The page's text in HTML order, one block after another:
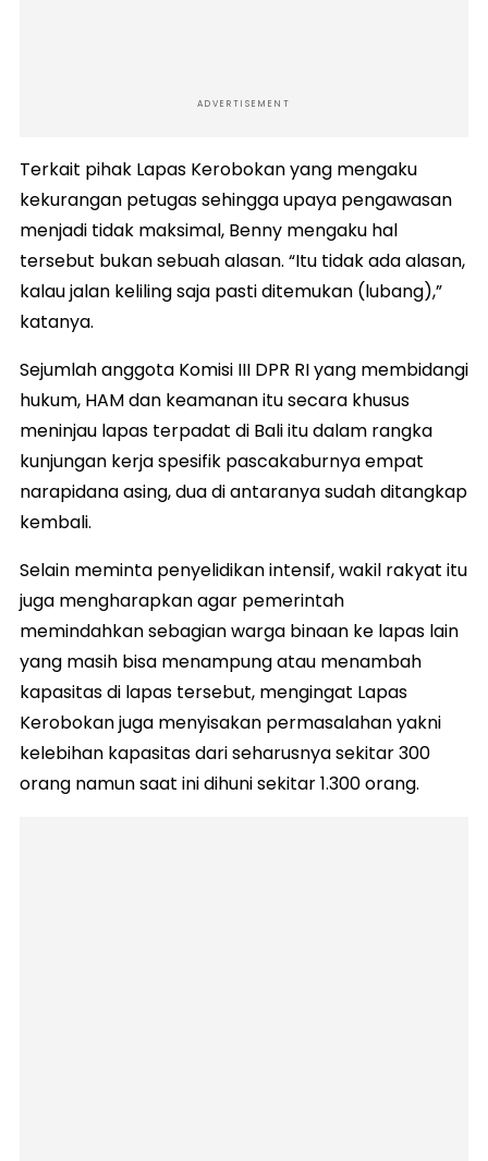
ADVERTISEMENT
Terkait pihak Lapas Kerobokan yang mengaku
kekurangan petugas sehingga upaya pengawasan
menjadi tidak maksimal, Benny mengaku hal
tersebut bukan sebuah alasan. “Itu tidak ada alasan,
kalau jalan keliling saja pasti ditemukan (lubang),”
katanya.
Sejumlah anggota Komisi III DPR RI yang membidangi
hukum, HAM dan keamanan itu secara khusus
meninjau lapas terpadat di Bali itu dalam rangka
kunjungan kerja spesifik pascakaburnya empat
narapidana asing, dua di antaranya sudah ditangkap
kembali.
Selain meminta penyelidikan intensif, wakil rakyat itu
juga mengharapkan agar pemerintah
memindahkan sebagian warga binaan ke lapas lain
yang masih bisa menampung atau menambah
kapasitas di lapas tersebut, mengingat Lapas
Kerobokan juga menyisakan permasalahan yakni
kelebihan kapasitas dari seharusnya sekitar 300
orang namun saat ini dihuni sekitar 1.300 orang.